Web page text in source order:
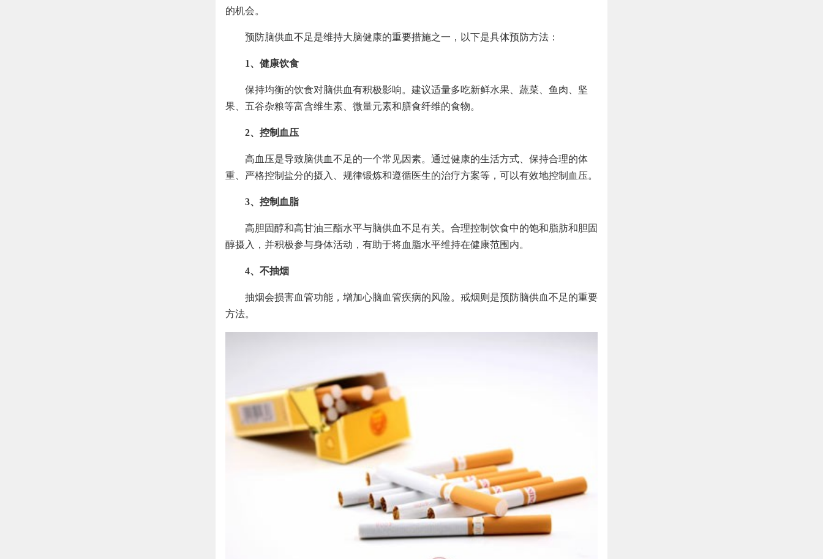
的机会。
预防脑供血不足是维持大脑健康的重要措施之一，以下是具体预防方法：
1、健康饮食
保持均衡的饮食对脑供血有积极影响。建议适量多吃新鲜水果、蔬菜、鱼肉、坚
果、五谷杂粮等富含维生素、微量元素和膳食纤维的食物。
2、控制血压
高血压是导致脑供血不足的一个常见因素。通过健康的生活方式、保持合理的体
重、严格控制盐分的摄入、规律锻炼和遵循医生的治疗方案等，可以有效地控制血压。
3、控制血脂
高胆固醇和高甘油三酯水平与脑供血不足有关。合理控制饮食中的饱和脂肪和胆固
醇摄入，并积极参与身体活动，有助于将血脂水平维持在健康范围内。
4、不抽烟
抽烟会损害血管功能，增加心脑血管疾病的风险。戒烟则是预防脑供血不足的重要
方法。